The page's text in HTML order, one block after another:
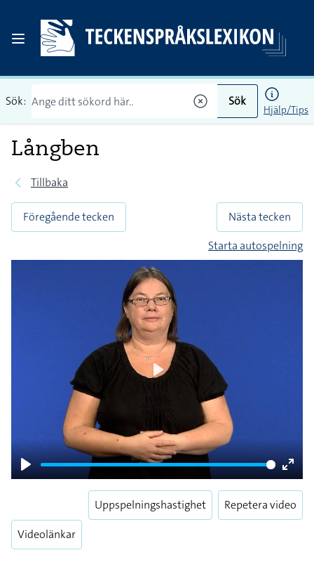
Sök: Sök
Hjälp/Tips
Långben
Tillbaka
Föregående tecken
Nästa tecken
Starta autospelning
Play
Enter
Videolänkar
Uppspelningshastighet Repetera video